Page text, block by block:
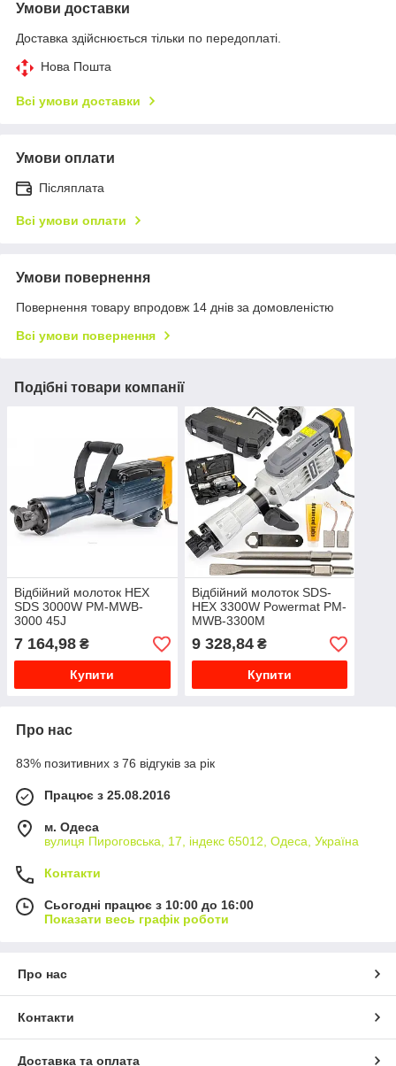
Умови доставки
Доставка здійснюється тільки по передоплаті.
Нова Пошта
Всі умови доставки
Умови оплати
Післяплата
Всі умови оплати
Умови повернення
Повернення товару впродовж 14 днів за домовленістю
Всі умови повернення
Подібні товари компанії
Відбійний молоток HEX
SDS 3000W PM-MWB-
3000 45J
7 164,98 ₴
Купити
Відбійний молоток SDS-
HEX 3300W Powermat PM-
MWB-3300M
9 328,84₴
Купити
Про нас
83% позитивних з 76 відгуків за рік
Працює з 25.08.2016
м. Одеса
вулиця Пироговська, 17, індекс 65012, Одеса, Україна
Контакти
Сьогодні працює з 10:00 до 16:00
Показати весь графік роботи
Про нас
Контакти
Доставка та оплата